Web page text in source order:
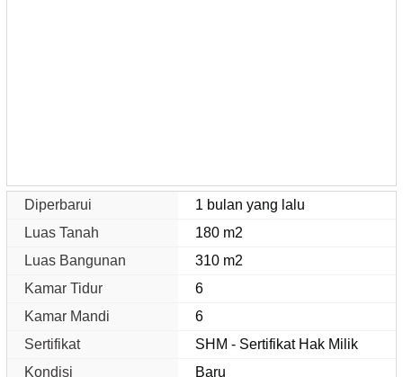
Diperbarui
1 bulan yang lalu
Luas Tanah
180 m2
Luas Bangunan
310 m2
Kamar Tidur
6
Kamar Mandi
6
Sertifikat
SHM - Sertifikat Hak Milik
Kondisi
Baru